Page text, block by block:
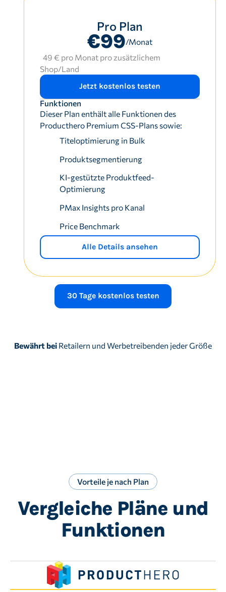
Pro Plan
€99/Monat
49 € pro Monat pro zusätzlichem
Shop/Land
Jetzt kostenlos testen
Funktionen
Dieser Plan enthält alle Funktionen des
Producthero Premium CSS-Plans sowie:
Titeloptimierung in Bulk
Produktsegmentierung
KI-gestützte Produktfeed-
Optimierung
PMax Insights pro Kanal
Price Benchmark
Alle Details ansehen
30 Tage kostenlos testen
Bewährt bei Retailern und Werbetreibenden jeder Größe
Vorteile je nach Plan
Vergleiche Pläne und
Funktionen